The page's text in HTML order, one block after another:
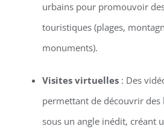
urbains pour promouvoir
touristiques (plages,
monuments).
Visites virtuelles: Des
permettant de découvrir
sous un angle inédit, créant